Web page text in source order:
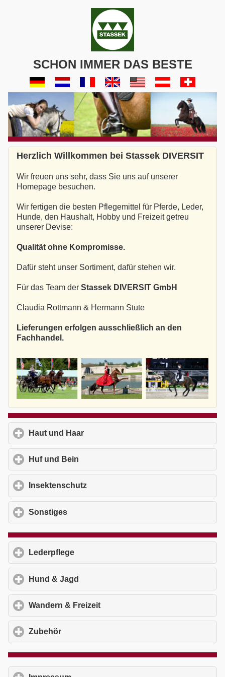
SCHON IMMER DAS BESTE
Herzlich Willkommen bei Stassek DIVERSIT
Wir freuen uns sehr, dass Sie uns auf unserer
Homepage besuchen.
Wir fertigen die besten Pflegemittel für Pferde, Leder,
Hunde, den Haushalt, Hobby und Freizeit getreu
unserer Devise:
Qualität ohne Kompromisse.
Dafür steht unser Sortiment, dafür stehen wir.
Für das Team der Stassek DIVERSIT GmbH
Claudia Rottmann & Hermann Stute
Lieferungen erfolgen ausschließlich an den
Fachhandel.
Haut und Haar
Huf und Bein
Insektenschutz
Sonstiges
Lederpflege
Hund & Jagd
Wandern & Freizeit
Zubehör